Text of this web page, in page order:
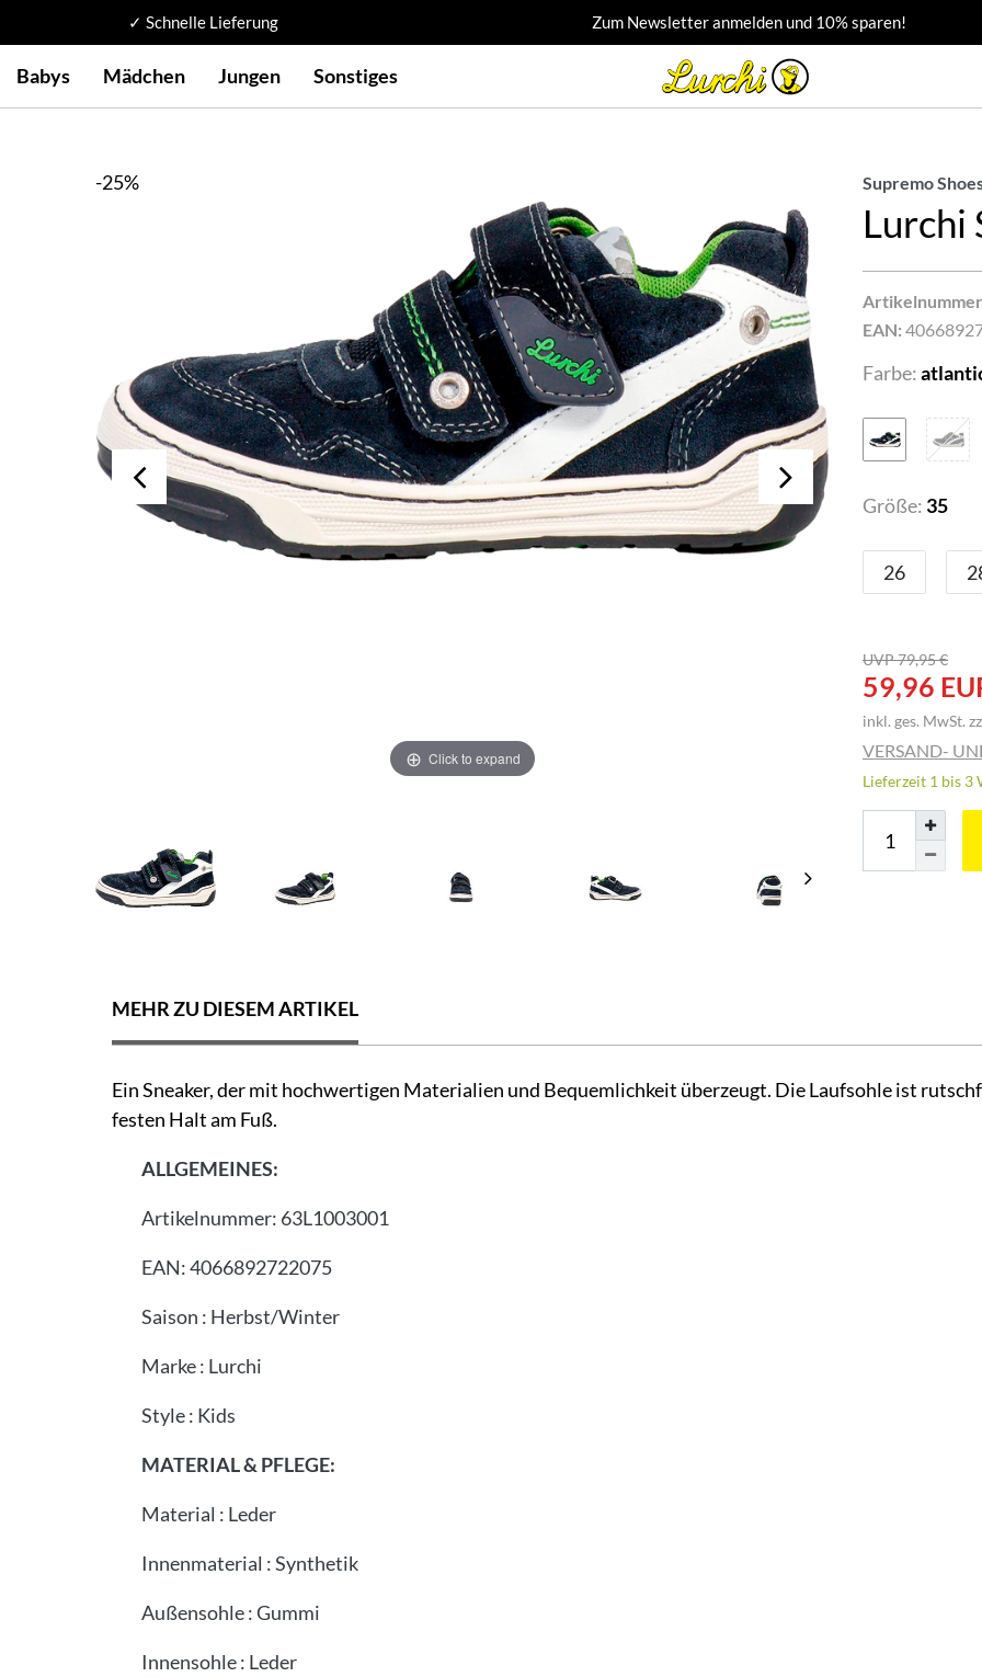
✓ Schnelle Lieferung Zum Newsletter anmelden und 10% sparen!
Babys Mädchen Jungen Sonstiges
-25%
Click to expand
Supremo
Lurchi
EAN:
Farbe:
Größe: 35
26
UVP 79,95 €
59,96
inkl. ges. MwSt.
VERSAND-
Lieferzeit 1 bis 3
MEHR ZU DIESEM ARTIKEL
Ein Sneaker, der mit hochwertigen Materialien und Bequemlichkeit überzeugt. Die Laufsohle ist
festen Halt am Fuß.
ALLGEMEINES:
Artikelnummer: 63L1003001
EAN:4066892722075
Saison : Herbst/Winter
Marke: Lurchi
Style: Kids
MATERIAL & PFLEGE:
Material : Leder
Innenmaterial :Synthetik
Außensohle:Gummi
Innensohle: Leder